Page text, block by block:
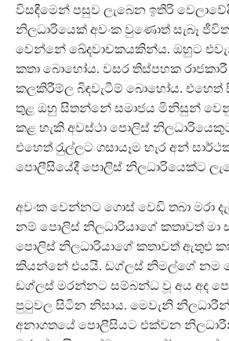
විසඳීමෙන් පසුව ලැබෙන ඉතිරි
නිලධාරියෙක් අවංක වුණොත් සැබෑ
වෙන්නේ ඛේදවාචකයකින්ය. ඔහුට
කතා බොහෝය. වසර තිස්පහක
කලකිරීම්ල බිඳවැටීම් බොහෝය. එහෙත්
තුළ ඔහු සිතන්නේ සමාජය මිනිසුන්
කළ හැකි අවස්ථා පොලිස්
එහෙත් රැුල්ලට ගසායෑම හැර අන්
පොලීසියේදී පොලිස් නිලධාරියෙක්ට
අවංක වෙන්නට ගොස් වෙඩි තබා මරා
නම් පොලිස් නිලධාරියාගේ කතාවත් මා
පොලිස් නිලධාරියාගේ කතාවත් ඇතුළු
කියන්නේ එයයි. ඩග්ලස් නිමල්ගේ නම
ඩග්ලස් මරන්නට සම්බන්ධ වූ අය අද
පුටුවල සිටින නිසාය. මෙවැනි
අනාගතයේ පොලීසියට එක්වන